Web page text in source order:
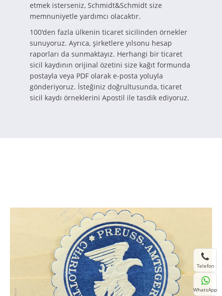
etmek isterseniz, Schmidt&Schmidt size
memnuniyetle yardımcı olacaktır.
100'den fazla ülkenin ticaret sicilinden örnekler
sunuyoruz. Ayrıca, şirketlere yılsonu hesap
raporları da sunmaktayız. Herhangi bir ticaret
sicil kaydının orijinal özetini size kağıt formunda
postayla veya PDF olarak e-posta yoluyla
gönderiyoruz. İsteğiniz doğrultusunda, ticaret
sicil kaydı örneklerini Apostil ile tasdik ediyoruz.
Telefon
WhatsApp